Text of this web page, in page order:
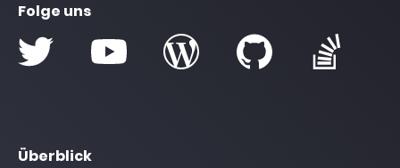
Folge uns
Überblick